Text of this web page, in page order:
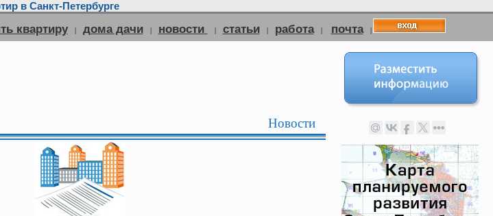
в Санкт-Петербурге
квартиру | дома дачи | новости | статьи | работа | почта |
Новости